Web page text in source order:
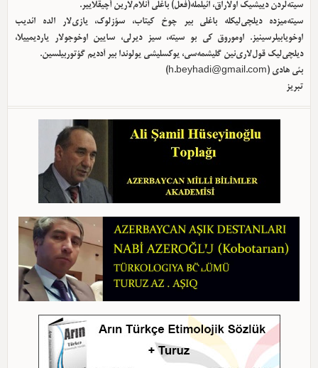
سیته‌لردن دییشیک اولا‌راق، ائیلمله(فعل) باغلی آنلام‌لارین آچیقلاییر.
سیته‌میزده دیلچی‌لیکله باغلی بیر چوخ کیتاب، سؤزلوک، یازی‌لار الده ائدیب
اوخویابیلرسینیز. اوموروق کی بو سیته، سیز دیرلی، سایین اوخوجولار یاردیمییلا،
دیلچی‌لیک قول‌لاری‌نین گلیشمه‌سی، یوکسلیشی یولوندا بیر آددیم گؤتوربیلسین.
بئی هادی (h.beyhadi@gmail.com
)
تبریز